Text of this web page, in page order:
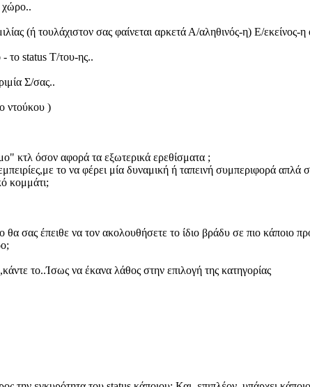
χώρο..
(ή τουλάχιστον σας φαίνεται αρκετά Α/αληθινός-η) Ε/εκείνος-η
- το status Τ/του-ης..
Σ/σας..
ντούκου )
κτλ όσον αφορά τα εξωτερικά ερεθίσματα ;
το να φέρει μία δυναμική ή ταπεινή συμπεριφορά απλά
κομμάτι;
θα σας έπειθε να τον ακολουθήσετε το ίδιο βράδυ σε πιο κάποιο
το..Ίσως να έκανα λάθος στην επιλογή της κατηγορίας